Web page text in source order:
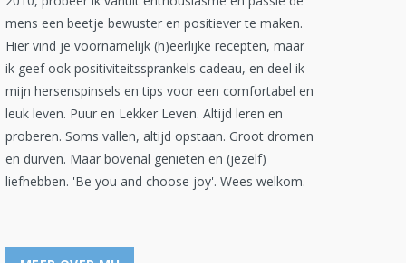
mens een beetje bewuster en positiever te maken.
Hier vind je voornamelijk (h)eerlijke recepten, maar
ik geef ook positiviteitssprankels cadeau, en deel ik
mijn hersenspinsels en tips voor een comfortabel en
leuk leven. Puur en Lekker Leven. Altijd leren en
proberen. Soms vallen, altijd opstaan. Groot dromen
en durven. Maar bovenal genieten en (jezelf)
liefhebben. 'Be you and choose joy'. Wees welkom.